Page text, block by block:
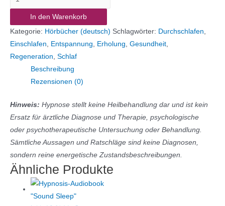
Hörbuch
"Erholsamer
Schlaf"
Menge
In den Warenkorb
Kategorie: Hörbücher (deutsch) Schlagwörter: Durchschlafen,
Einschlafen, Entspannung, Erholung, Gesundheit,
Regeneration, Schlaf
Beschreibung
Rezensionen (0)
Hinweis: Hypnose stellt keine Heilbehandlung dar und ist kein
Ersatz für ärztliche Diagnose und Therapie, psychologische
oder psychotherapeutische Untersuchung oder Behandlung.
Sämtliche Aussagen und Ratschläge sind keine Diagnosen,
sondern reine energetische Zustandsbeschreibungen.
Ähnliche Produkte